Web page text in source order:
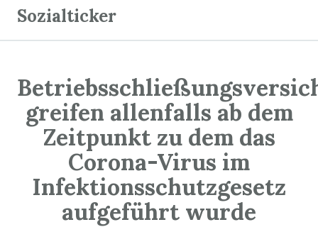
Sozialticker
greifen allenfalls ab dem
Zeitpunkt zu dem das
Corona-Virus im
Infektionsschutzgesetz
aufgeführt wurde